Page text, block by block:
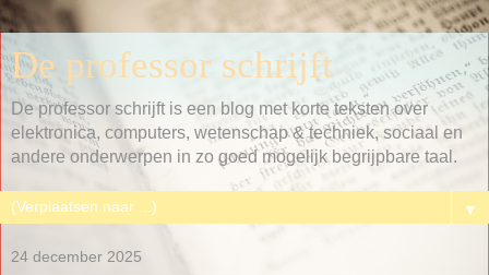
De professor schrijft
De professor schrijft is een blog met korte teksten over
elektronica, computers, wetenschap & techniek, sociaal en
andere onderwerpen in zo goed mogelijk begrijpbare taal.
▼
24 december 2025